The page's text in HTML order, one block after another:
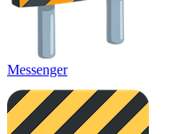
Messenger